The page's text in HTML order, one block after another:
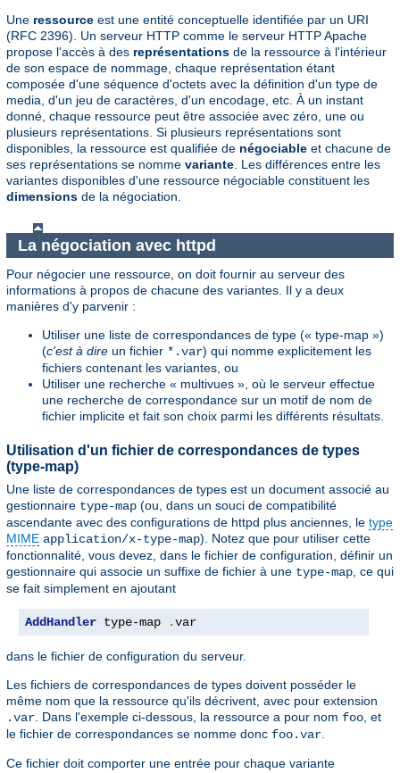
Une ressource est une entité conceptuelle identifiée par un URI
(RFC 2396). Un serveur HTTP comme le serveur HTTP Apache
propose l'accès à des représentations de la ressource à l'intérieur
de son espace de nommage, chaque représentation étant
composée d'une séquence d'octets avec la définition d'un type de
media, d'un jeu de caractères, d'un encodage, etc. À un instant
donné, chaque ressource peut être associée avec zéro, une ou
plusieurs représentations. Si plusieurs représentations sont
disponibles, la ressource est qualifiée de négociable et chacune de
ses représentations se nomme variante . Les différences entre les
variantes disponibles d'une ressource négociable constituent les
dimensions de la négociation.
La négociation avec httpd
Pour négocier une ressource, on doit fournir au serveur des
informations à propos de chacune des variantes. Il y a deux
manières d'y parvenir :
Utiliser une liste de correspondances de type (« type-map »)
(c'est à dire un fichier *.var) qui nomme explicitement les
fichiers contenant les variantes, ou
Utiliser une recherche « multivues », où le serveur effectue
une recherche de correspondance sur un motif de nom de
fichier implicite et fait son choix parmi les différents résultats.
Utilisation d'un fichier de correspondances de types
(type-map)
Une liste de correspondances de types est un document associé au
gestionnaire type-map (ou, dans un souci de compatibilité
ascendante avec des configurations de httpd plus anciennes, le type
MIME application/x-type-map). Notez que pour utiliser cette
fonctionnalité, vous devez, dans le fichier de configuration, définir un
gestionnaire qui associe un suffixe de fichier à une type-map , ce qui
se fait simplement en ajoutant
AddHandler type-map .var
dans le fichier de configuration du serveur.
Les fichiers de correspondances de types doivent posséder le
même nom que la ressource qu'ils décrivent, avec pour extension
.var . Dans l'exemple ci-dessous, la ressource a pour nom foo , et
le fichier de correspondances se nomme donc foo.var
Ce fichier doit comporter une entrée pour chaque variante